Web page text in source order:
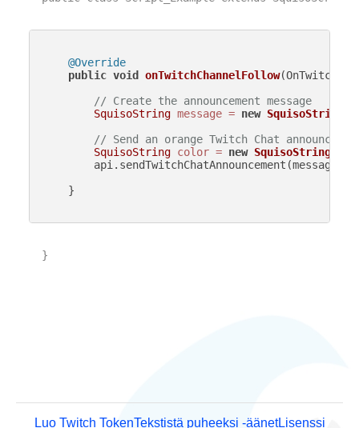
@Override
public void onTwitchChannelFollow
// Create the announcement message
SquisoString message = new SquisoString
// Send an orange Twitch Chat
SquisoString color = new SquisoString
api.sendTwitchChatAnnouncement(message,
    }
}
Luo Twitch TokenTekstistä puheeksi -äänetLisenssi